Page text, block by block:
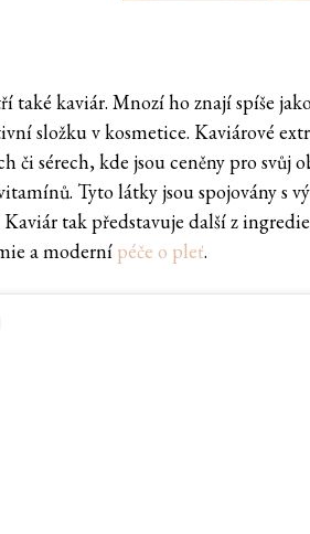
také kaviár. Mnozí ho znají spíše
složku v kosmetice. Kaviárové
či sérech, kde jsou ceněny pro svůj
Tyto látky jsou spojovány s
tak představuje další z
a moderní péče o pleť.